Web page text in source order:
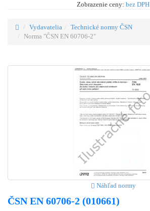
Zobrazenie ceny: bez DPH
Vydavatelia
Technické normy ČSN
Norma "ČSN EN 60706-2"
Náhľad normy
ČSN EN 60706-2 (010661)